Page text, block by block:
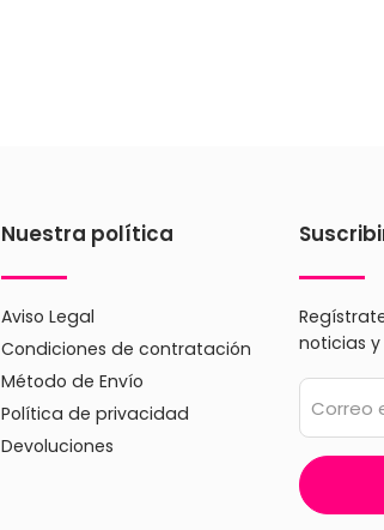
Nuestra política
Aviso Legal
Condiciones de contratación
Método de Envío
Política de privacidad
Devoluciones
noticias
Correo